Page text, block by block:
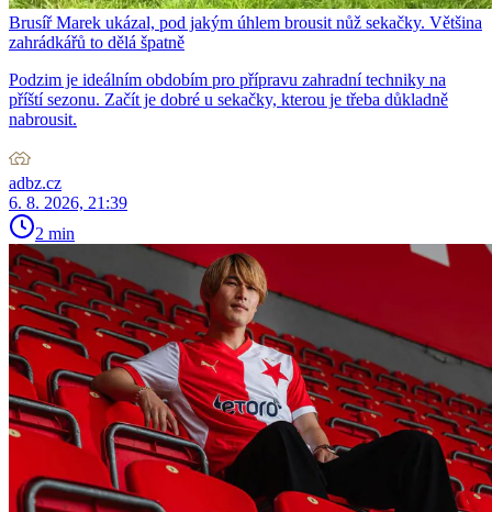
Brusíř Marek ukázal, pod jakým úhlem brousit nůž sekačky. Většina
zahrádkářů to dělá špatně
Podzim je ideálním obdobím pro přípravu zahradní techniky na
příští sezonu. Začít je dobré u sekačky, kterou je třeba důkladně
nabrousit.
adbz.cz
6. 8. 2026, 21:39
2 min